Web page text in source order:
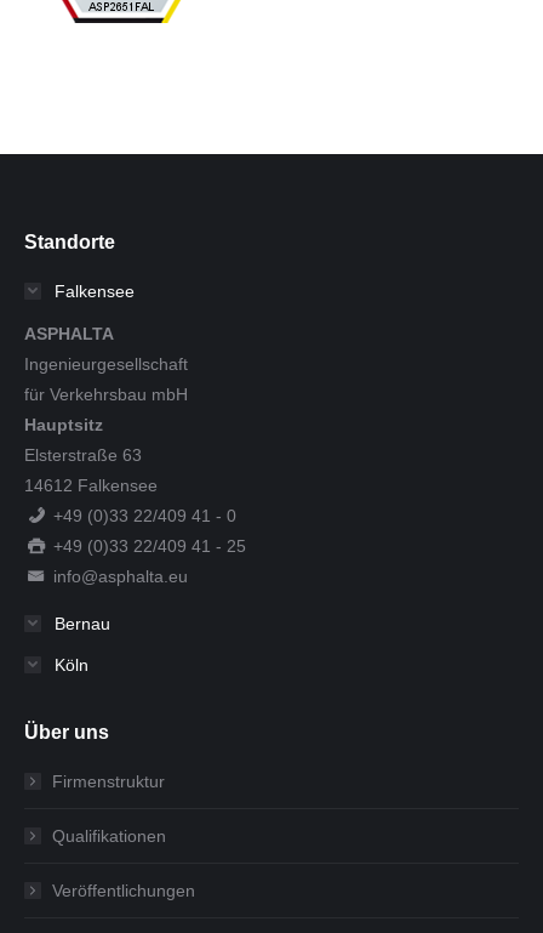
Standorte
Falkensee
ASPHALTA
Ingenieurgesellschaft
für Verkehrsbau mbH
Hauptsitz
Elsterstraße 63
14612 Falkensee
+49 (0)33 22/409 41 - 0
+49 (0)33 22/409 41 - 25
info@asphalta.eu
Bernau
Köln
Über uns
Firmenstruktur
Qualifikationen
Veröffentlichungen